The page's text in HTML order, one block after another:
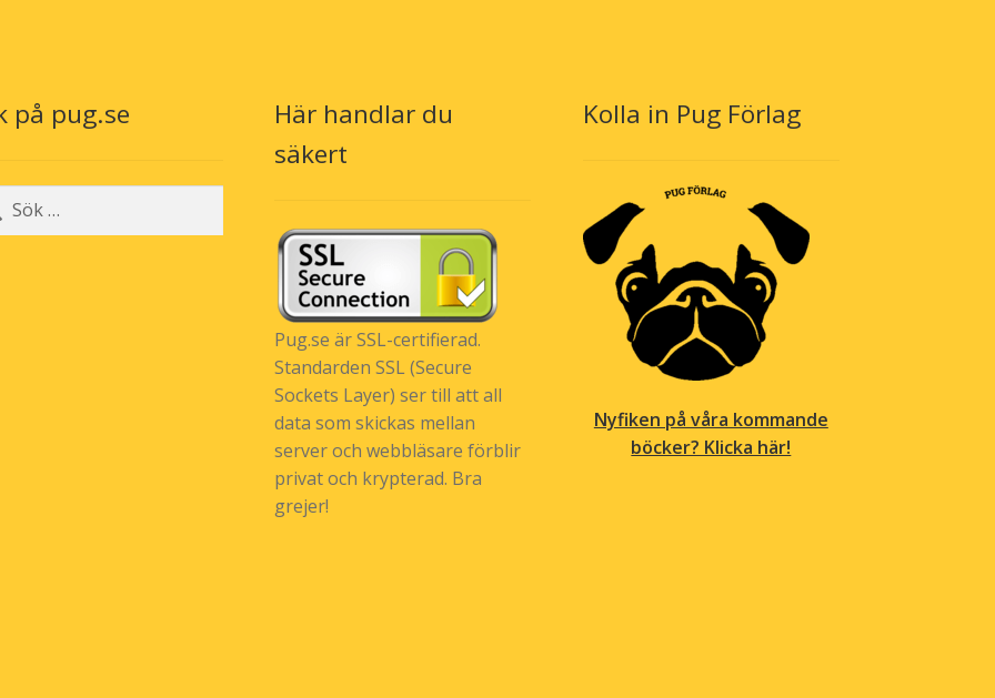
på
produktsidan
på pug.se
Här handlar du
säkert
Pug.se är SSL-certifierad.
Standarden SSL (Secure
Sockets Layer) ser till att all
data som skickas mellan
server och webbläsare förblir
privat och krypterad. Bra
grejer!
Kolla in Pug Förlag
Nyfiken på våra kommande
böcker? Klicka här!